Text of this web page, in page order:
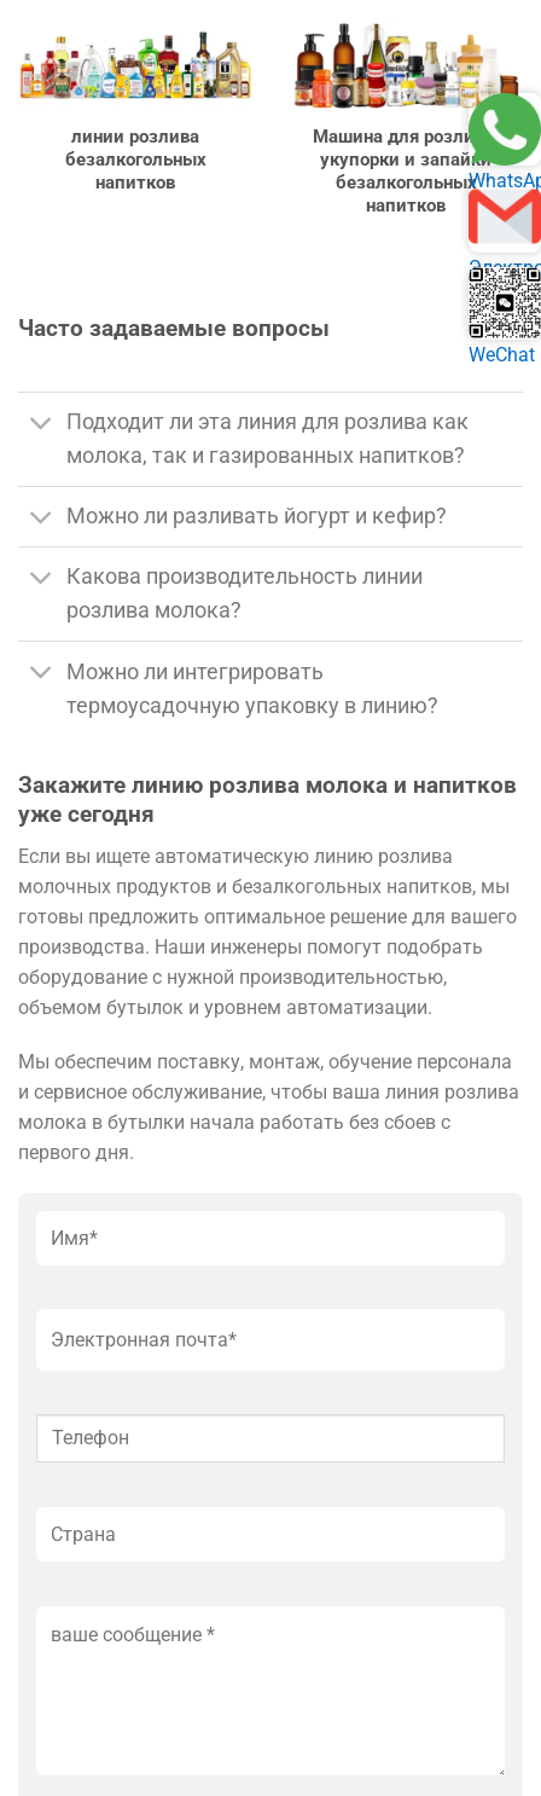
линии розлива
безалкогольных
напитков
Машина для розлива,
укупорки и запайки
безалкогольных
напитков
Часто задаваемые вопросы
Подходит ли эта линия для розлива как
молока, так и газированных напитков?
Можно ли разливать йогурт и кефир?
Какова производительность линии
розлива молока?
Можно ли интегрировать
термоусадочную упаковку в линию?
Закажите линию розлива молока и напитков
уже сегодня
Если вы ищете автоматическую линию розлива
молочных продуктов и безалкогольных напитков, мы
готовы предложить оптимальное решение для вашего
производства. Наши инженеры помогут подобрать
оборудование с нужной производительностью,
объемом бутылок и уровнем автоматизации.
Мы обеспечим поставку, монтаж, обучение персонала
и сервисное обслуживание, чтобы ваша линия розлива
молока в бутылки начала работать без сбоев с
первого дня.
почта
WeChat